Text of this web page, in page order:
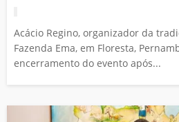
Acácio Regino, organizador da
Fazenda Ema, em Floresta,
encerramento do evento após...